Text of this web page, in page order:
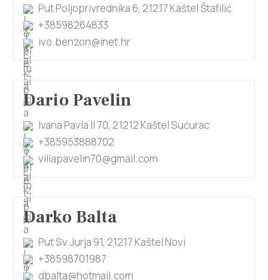
Put Poljoprivrednika 6, 21217 Kaštel Štafilić
+38598264833
ivo.benzon@inet.hr
Dario Pavelin
Ivana Pavla II 70, 21212 Kaštel Sućurac
+385953888702
villapavelin70@gmail.com
Darko Balta
Put Sv.Jurja 91, 21217 Kaštel Novi
+38598701987
dbalta@hotmail.com